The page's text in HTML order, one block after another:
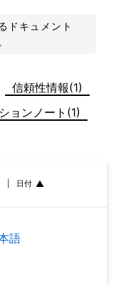
ドキュメント
信頼性情報(1)
ョンノート(1)
日付
語